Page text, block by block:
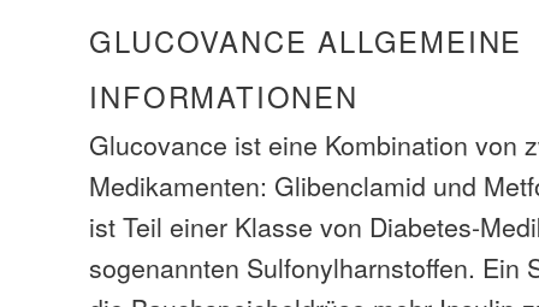
GLUCOVANCE ALLGEMEINE
INFORMATIONEN
Glucovance ist eine Kombination von
Medikamenten: Glibenclamid und
ist Teil einer Klasse von Diabetes-
sogenannten Sulfonylharnstoffen. Ein